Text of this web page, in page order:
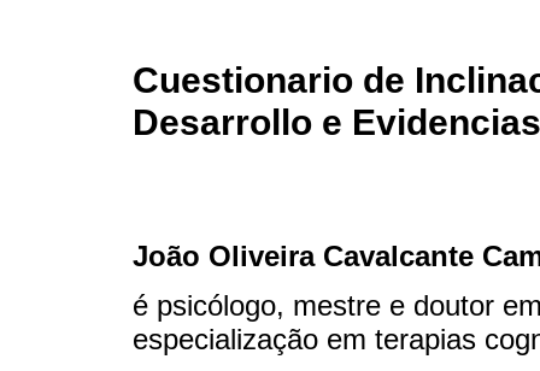
Cuestionario de
Desarrollo e
João Oliveira Cavalcante
é psicólogo, mestre e doutor
especialização em terapias